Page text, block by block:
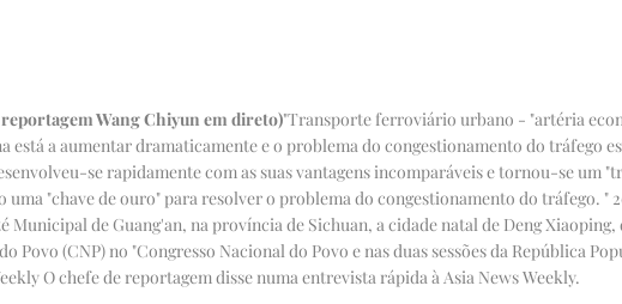
Wang Chiyun em direto)"Transporte ferroviário urbano - "artéria
está a aumentar dramaticamente e o problema do congestionamento do tráfego
se rapidamente com as suas vantagens incomparáveis e tornou-se um
"chave de ouro" para resolver o problema do congestionamento do tráfego. "
Municipal de Guang'an, na província de Sichuan, a cidade natal de Deng
Povo (CNP) no "Congresso Nacional do Povo e nas duas sessões da República
O chefe de reportagem disse numa entrevista rápida à Asia News Weekly.